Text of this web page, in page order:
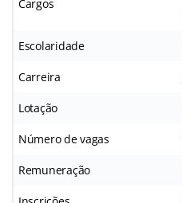
Cargos
Escolaridade
Carreira
Lotação
Número de vagas
Remuneração